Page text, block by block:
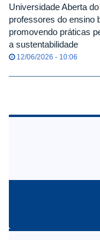
Universidade Aberta
professores do ensino
promovendo práticas
a sustentabilidade
12/06/2026 - 10:06